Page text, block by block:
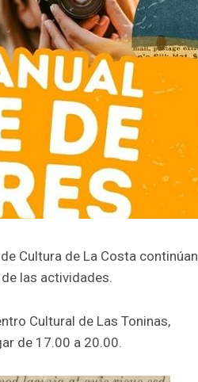
Cultura de La Costa continúan
las actividades.
Cultural de Las Toninas,
de 17.00 a 20.00.